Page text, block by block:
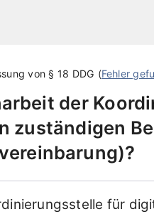
von§ 18 DDG (Fehler
der
zuständigen
?
für